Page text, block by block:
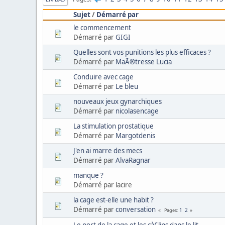
Sujet/ Démarré par
le commencement
Démarré parGIGI
Quelles sont vos punitions les plus efficaces ?
Démarré par MaÃ®tresse Lucia
Conduire avec cage
Démarré par Le bleu
nouveaux jeux gynarchiques
Démarré par nicolasencage
La stimulation prostatique
Démarré par Margotdenis
J'en ai marre des mecs
Démarré parAlvaRagnar
manque ?
Démarré par lacire
la cage est-elle une habit ?
Démarré parconversation Pages 1 2